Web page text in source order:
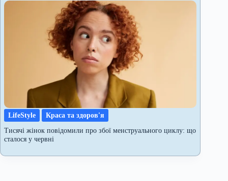
LifeStyle
Краса та здоров'я
Тисячі жінок повідомили про збої менструального циклу: що
сталося у червні